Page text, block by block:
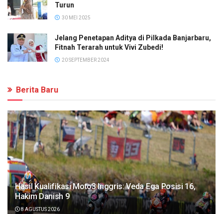
Turun
30 MEI 2025
Jelang Penetapan Aditya di Pilkada Banjarbaru,
Fitnah Terarah untuk Vivi Zubedi!
20 SEPTEMBER 2024
Berita Baru
Hasil Kualifikasi Moto3 Inggris: Veda Ega Posisi 16,
Hakim Danish 9
8 AGUSTUS 2026